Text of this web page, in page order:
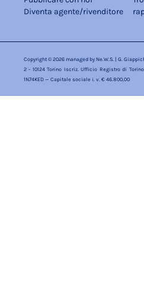
Diventa agente/rivenditore
Copyright © 2026 managed by Ne.W.S. | G.
2 - 10124 Torino Iscriz. Ufficio Registro di
1N74KED — Capitale sociale i. v. € 46.800,00